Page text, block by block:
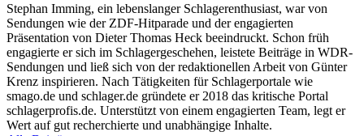
Stephan Imming, ein lebenslanger Schlagerenthusiast, war von
Sendungen wie der ZDF-Hitparade und der engagierten
Präsentation von Dieter Thomas Heck beeindruckt. Schon früh
engagierte er sich im Schlagergeschehen, leistete Beiträge in WDR-
Sendungen und ließ sich von der redaktionellen Arbeit von Günter
Krenz inspirieren. Nach Tätigkeiten für Schlagerportale wie
smago.de und schlager.de gründete er 2018 das kritische Portal
schlagerprofis.de. Unterstützt von einem engagierten Team, legt er
Wert auf gut recherchierte und unabhängige Inhalte.